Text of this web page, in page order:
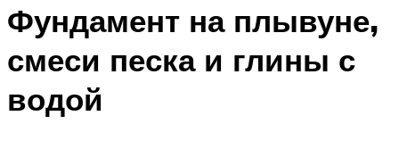
Фундамент на плывуне,
смеси песка и глины с
водой